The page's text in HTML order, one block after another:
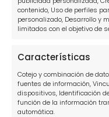
contenido, Uso de perfiles
personalizado, Desarrollo y
limitados con el objetivo de
Características
Cotejo y combinación de
fuentes de información,
dispositivos, Identificación
función de la información
automática.
Abogados para
Información
Política de
Política de cookies